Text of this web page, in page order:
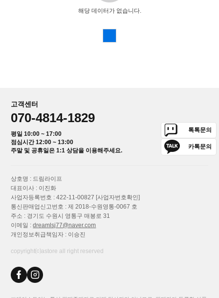
해당 데이터가 없습니다.
고객센터
070-4814-1829
평일 10:00 ~ 17:00
점심시간 12:00 ~ 13:00
주말 및 공휴일은 1:1 상담을 이용해주세요.
톡톡문의
카톡문의
상호명 : 드림라이프
대표이사 : 이진화
사업자등록번호 : 422-11-00827 [사업자번호확인]
통신판매업신고번호 : 제 2018-수원영통-0067 호
주소 : 경기도 수원시 영통구 매봉로 31
이메일 :dreamlsj77@naver.com
개인정보취급책임자 : 이승진
copyright⒞astore all right reserved